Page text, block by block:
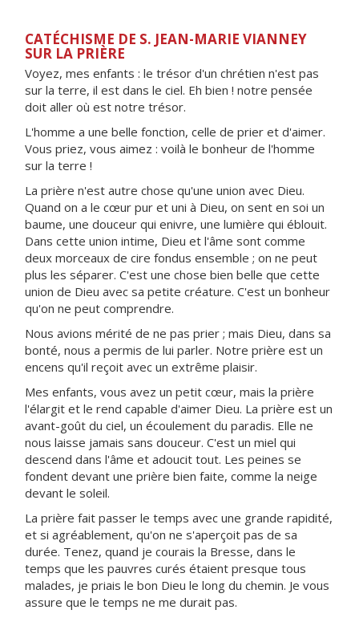
CATÉCHISME DE S. JEAN-MARIE VIANNEY
SUR LA PRIÈRE
Voyez, mes enfants : le trésor d'un chrétien n'est pas
sur la terre, il est dans le ciel. Eh bien ! notre pensée
doit aller où est notre trésor.
L'homme a une belle fonction, celle de prier et d'aimer.
Vous priez, vous aimez : voilà le bonheur de l'homme
sur la terre !
La prière n'est autre chose qu'une union avec Dieu.
Quand on a le cœur pur et uni à Dieu, on sent en soi un
baume, une douceur qui enivre, une lumière qui éblouit.
Dans cette union intime, Dieu et l'âme sont comme
deux morceaux de cire fondus ensemble ; on ne peut
plus les séparer. C'est une chose bien belle que cette
union de Dieu avec sa petite créature. C'est un bonheur
qu'on ne peut comprendre.
Nous avions mérité de ne pas prier ; mais Dieu, dans sa
bonté, nous a permis de lui parler. Notre prière est un
encens qu'il reçoit avec un extrême plaisir.
Mes enfants, vous avez un petit cœur, mais la prière
l'élargit et le rend capable d'aimer Dieu. La prière est un
avant-goût du ciel, un écoulement du paradis. Elle ne
nous laisse jamais sans douceur. C'est un miel qui
descend dans l'âme et adoucit tout. Les peines se
fondent devant une prière bien faite, comme la neige
devant le soleil.
La prière fait passer le temps avec une grande rapidité,
et si agréablement, qu'on ne s'aperçoit pas de sa
durée. Tenez, quand je courais la Bresse, dans le
temps que les pauvres curés étaient presque tous
malades, je priais le bon Dieu le long du chemin. Je vous
assure que le temps ne me durait pas.